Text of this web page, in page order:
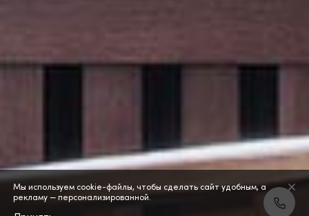
Мы используем cookie-файлы, чтобы сделать сайт удобным, а
рекламу — персонализированной.